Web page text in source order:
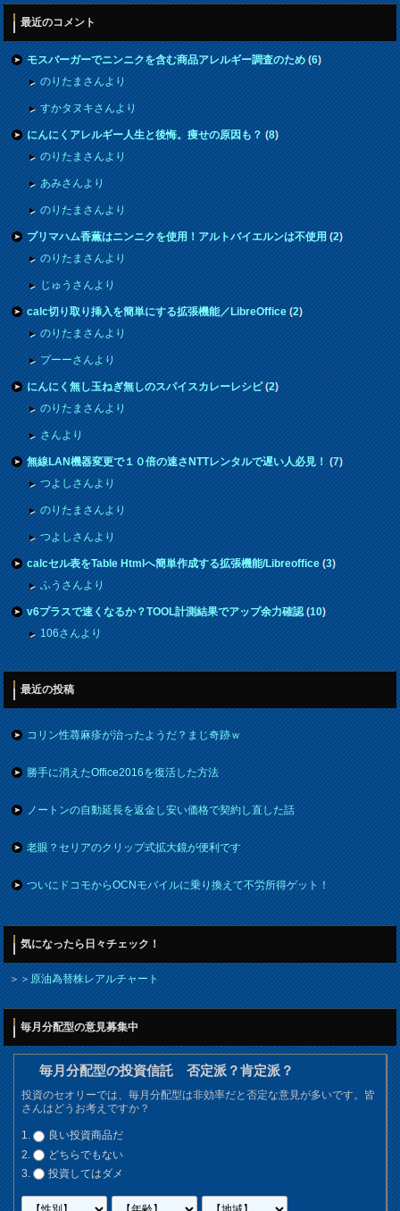
最近のコメント
モスバーガーでニンニクを含む商品アレルギー調査のため(6)
のりたまさんより
すかタヌキさんより
にんにくアレルギー人生と後悔。痩せの原因も？(8)
のりたまさんより
あみさんより
のりたまさんより
プリマハム香薫はニンニクを使用！アルトバイエルンは不使用(2)
のりたまさんより
じゅうさんより
calc切り取り挿入を簡単にする拡張機能／LibreOffice(2)
のりたまさんより
プーーさんより
にんにく無し玉ねぎ無しのスパイスカレーレシピ(2)
のりたまさんより
さんより
無線LAN機器変更で１０倍の速さNTTレンタルで遅い人必見！(7)
つよしさんより
のりたまさんより
つよしさんより
calcセル表をTable Htmlへ簡単作成する拡張機能/Libreoffice(3)
ふうさんより
v6プラスで速くなるか？TOOL計測結果でアップ余力確認(10)
106さんより
最近の投稿
コリン性蕁麻疹が治ったようだ？まじ奇跡ｗ
勝手に消えたOffice2016を復活した方法
ノートンの自動延長を返金し安い価格で契約し直した話
老眼？セリアのクリップ式拡大鏡が便利です
ついにドコモからOCNモバイルに乗り換えて不労所得ゲット！
気になったら日々チェック！
＞＞原油為替株レアルチャート
毎月分配型の意見募集中
毎月分配型の投資信託 否定派？肯定派？
投資のセオリーでは、毎月分配型は非効率だと否定な意見が多いです。皆
さんはどうお考えですか？
良い投資商品だ
どちらでもない
投資してはダメ